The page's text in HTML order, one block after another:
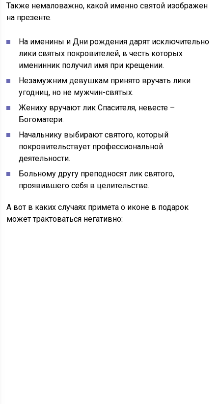
Также немаловажно, какой именно святой изображен
на презенте.
На именины и Дни рождения дарят исключительно
лики святых покровителей, в честь которых
именинник получил имя при крещении.
Незамужним девушкам принято вручать лики
угодниц, но не мужчин-святых.
Жениху вручают лик Спасителя, невесте –
Богоматери.
Начальнику выбирают святого, который
покровительствует профессиональной
деятельности.
Больному другу преподносят лик святого,
проявившего себя в целительстве.
А вот в каких случаях примета о иконе в подарок
может трактоваться негативно: